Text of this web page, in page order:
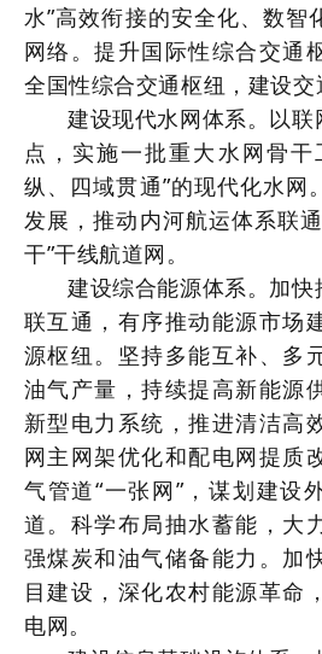
水”高效衔接的安全化、数智
网络。提升国际性综合交通
全国性综合交通枢纽，建设交
建设现代水网体系。以
点，实施一批重大水网骨干
纵、四域贯通”的现代化水网
发展，推动内河航运体系联
干”干线航道网。
建设综合能源体系。加
联互通，有序推动能源市场
源枢纽。坚持多能互补、多
油气产量，持续提高新能源
新型电力系统，推进清洁高
网主网架优化和配电网提质
气管道“一张网”，谋划建设
道。科学布局抽水蓄能，大
强煤炭和油气储备能力。加
目建设，深化农村能源革命
电网。